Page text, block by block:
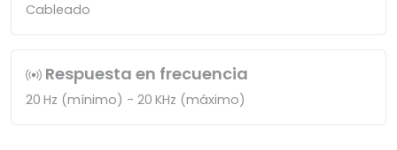
Cableado
Respuesta en frecuencia
20 Hz (mínimo) - 20 KHz (máximo)